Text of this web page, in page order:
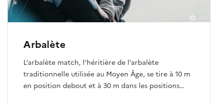
Arbalète
L’arbalète match, l’héritière de l’arbalète
traditionnelle utilisée au Moyen Âge, se tire à 10 m
en position debout et à 30 m dans les positions